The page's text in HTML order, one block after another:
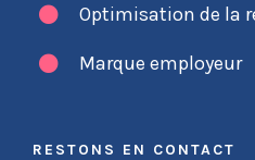
Optimisation de la
Marque employeur
RESTONS EN CONTACT